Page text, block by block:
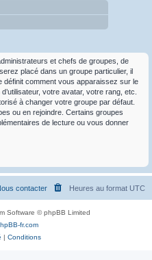
et chefs de groupes, de
placé dans un groupe particulier, il
définit comment vous apparaissez sur le
votre avatar, votre rang, etc.
à changer votre groupe par défaut.
ou en rejoindre. Certains groupes
de lecture ou vous donner
Heures au format UTC
contacter
Software © phpBB Limited
fr.com
| Conditions